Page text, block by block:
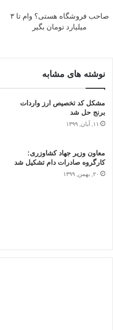
صاحب فروشگاه هستی؟ وام تا ۳
میلیارد تومان بگیر
نوشته های مشابه
مشکل کد تخصیص ارز واردات
برنج حل شد
۱۱, آبان, ۱۳۹۹
معاون وزیر جهاد کشاوزری:
کارگروه صادرات دام تشکیل شد
۲۰, بهمن, ۱۳۹۹